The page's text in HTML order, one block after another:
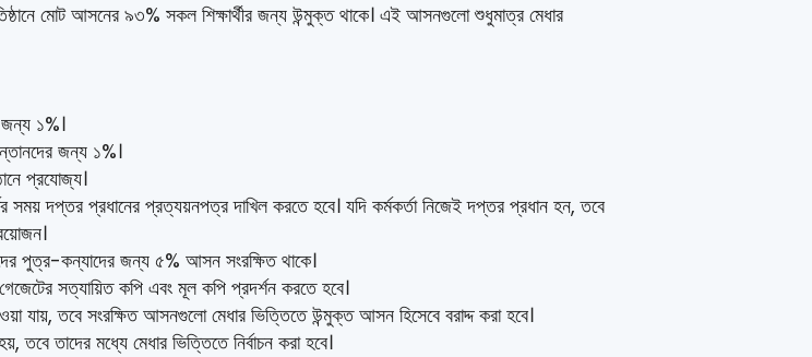
মোট আসনের ৯৩% সকল শিক্ষার্থীর জন্য উন্মুক্ত থাকে। এই আসনগুলো শুধুমাত্র মেধার
জন্য ১%।
জন্য ১%।
প্রযোজ্য।
সময় দপ্তর প্রধানের প্রত্যয়নপত্র দাখিল করতে হবে। যদি কর্মকর্তা নিজেই দপ্তর প্রধান হন, তবে
পুত্র-কন্যাদের জন্য ৫% আসন সংরক্ষিত থাকে।
সত্যায়িত কপি এবং মূল কপি প্রদর্শন করতে হবে।
যায়, তবে সংরক্ষিত আসনগুলো মেধার ভিত্তিতে উন্মুক্ত আসন হিসেবে বরাদ্দ করা হবে।
তাদের মধ্যে মেধার ভিত্তিতে নির্বাচন করা হবে।